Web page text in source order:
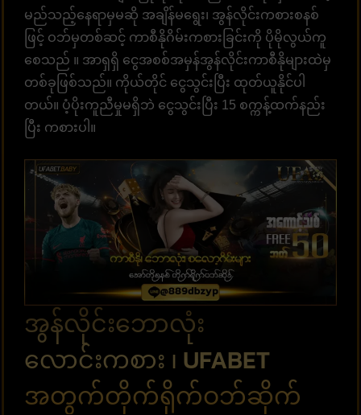
မည်သည့်နေရာမှမဆို အချိန်မရွေး၊ အွန်လိုင်းကစားစနစ်
ဖြင့် ဝဘ်မှတစ်ဆင့် ကာစီနိုဂိမ်းကစားခြင်းကို ပိုမိုလွယ်ကူ
စေသည် ။ အာရှရှိ ငွေအစစ်အမှန်အွန်လိုင်းကာစီနိုများထဲမှ
တစ်ခုဖြစ်သည်။ ကိုယ်တိုင် ငွေသွင်းပြီး ထုတ်ယူနိုင်ပါ
တယ်။ ပံ့ပိုးကူညီမှုမရှိဘဲ ငွေသွင်းပြီး 15 စက္ကန့်ထက်နည်း
ပြီး ကစားပါ။
အွန်လိုင်းဘောလုံး
လောင်းကစား ၊ UFABET
အတွက်တိုက်ရိုက်ဝဘ်ဆိုက်